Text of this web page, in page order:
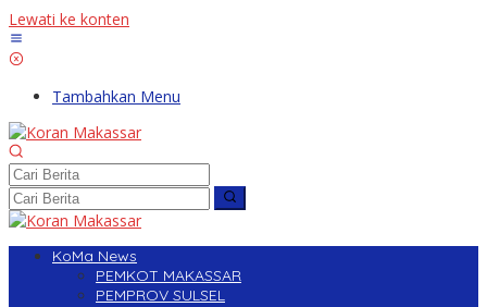
Lewati ke konten
Tambahkan Menu
KoMa News
PEMKOT MAKASSAR
PEMPROV SULSEL